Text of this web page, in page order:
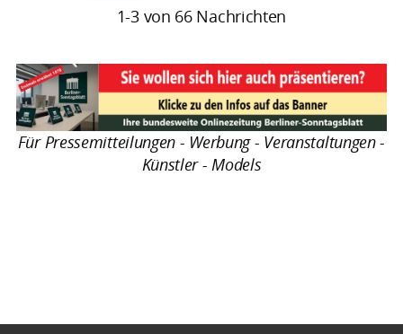
1-3 von 66 Nachrichten
Für Pressemitteilungen - Werbung - Veranstaltungen -
Künstler - Models